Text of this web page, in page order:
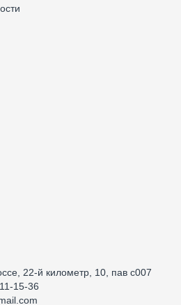
22-й километр, 10, пав с007
15-36